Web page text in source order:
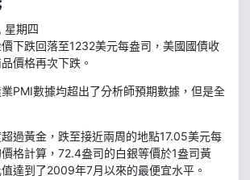
星期四
下跌回落至1232美元每盎司，美國國債收
價格再次下跌。
PMI數據均超出了分析師預期數據，但是全
過黃金，跌至接近兩周的地點17.05美元每
格計算，72.4盎司的白銀等價於1盎司黃
達到了2009年7月以來的最便宜水平。